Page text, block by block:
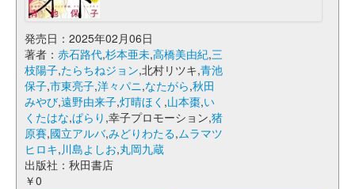
発売日：2025年02月06日
著者： 赤石路代,杉本亜未,高橋美由紀,三
枝陽子,たらちねジョン,北村リツキ,青池
保子,市東亮子,洋々パニ,なたがら,秋田
みやび,遠野由来子,灯晴ほく ,山本棗,い
くたはな,ぱらり ,幸子プロモーション,猪
原賽,國立アルバ,みどりわたる,ムラマツ
ヒロキ,川島よしお,丸岡九蔵
出版社：秋田書店
￥0